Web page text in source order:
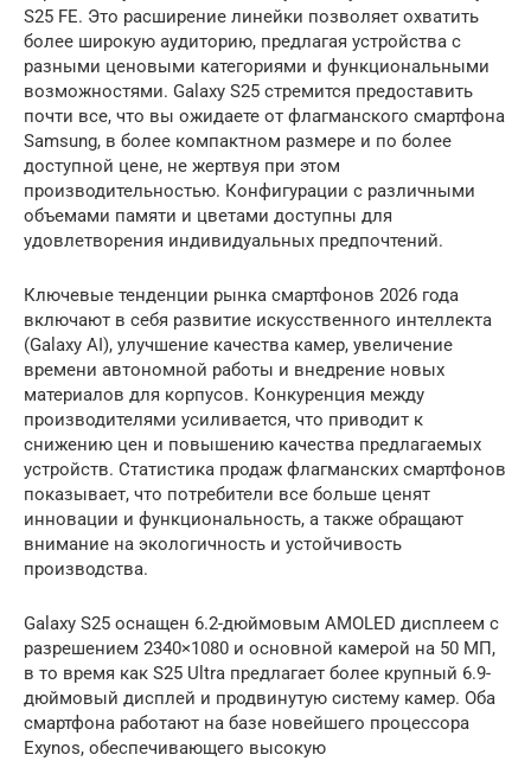
S25 FE. Это расширение линейки позволяет охватить
более широкую аудиторию, предлагая устройства с
разными ценовыми категориями и функциональными
возможностями. Galaxy S25 стремится предоставить
почти все, что вы ожидаете от флагманского смартфона
Samsung, в более компактном размере и по более
доступной цене, не жертвуя при этом
производительностью. Конфигурации с различными
объемами памяти и цветами доступны для
удовлетворения индивидуальных предпочтений.
Ключевые тенденции рынка смартфонов 2026 года
включают в себя развитие искусственного интеллекта
(Galaxy AI), улучшение качества камер, увеличение
времени автономной работы и внедрение новых
материалов для корпусов. Конкуренция между
производителями усиливается, что приводит к
снижению цен и повышению качества предлагаемых
устройств. Статистика продаж флагманских смартфонов
показывает, что потребители все больше ценят
инновации и функциональность, а также обращают
внимание на экологичность и устойчивость
производства.
Galaxy S25 оснащен 6.2-дюймовым AMOLED дисплеем с
разрешением 2340×1080 и основной камерой на 50 МП,
в то время как S25 Ultra предлагает более крупный 6.9-
дюймовый дисплей и продвинутую систему камер. Оба
смартфона работают на базе новейшего процессора
Exynos, обеспечивающего высокую